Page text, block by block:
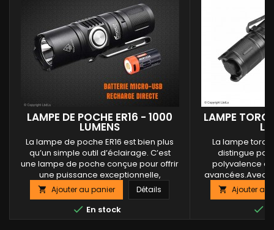
LAMPE DE POCHE ER16 - 1000
LUMENS
La lampe de poche ER16 est bien plus
qu’un simple outil d’éclairage. C’est
une lampe de poche conçue pour offrir
une puissance exceptionnelle,
une robustesse à toute épreuve et
des fonctionnalités intelligentes qui
facilitent son utilisation au quotidien. Que
vous ayez besoin d’une lampe pour des
 Ajouter au panier Détails
 En stock
LAMPE
La lampe
distingue par
polyvalence et
avancées.Avec
lumens, une
autonomie
pour
utilisateurs les
 Ajouter au
